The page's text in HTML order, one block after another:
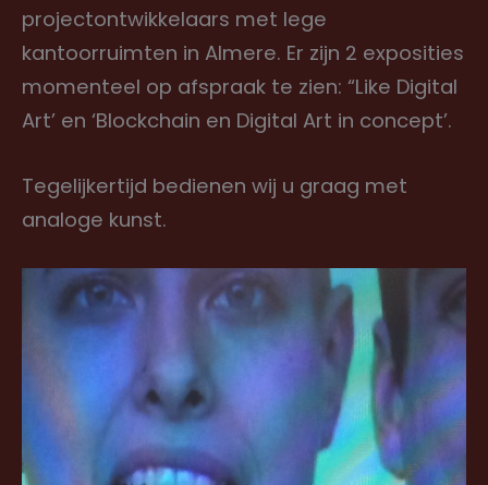
projectontwikkelaars met lege
kantoorruimten in Almere. Er zijn 2 exposities
momenteel op afspraak te zien: “Like Digital
Art’ en ‘Blockchain en Digital Art in concept’.
Tegelijkertijd bedienen wij u graag met
analoge kunst.